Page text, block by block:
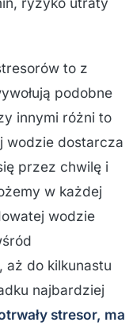
to z
podobne
innymi różni to
wodzie dostarcza
przez chwilę i
w każdej
wodzie
aż do kilkunastu
najbardziej
stresor, ma